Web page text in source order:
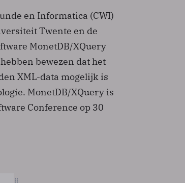
en Informatica (CWI)
Twente en de
MonetDB/XQuery
bewezen dat het
XML-data mogelijk is
MonetDB/XQuery is
Conference op 30